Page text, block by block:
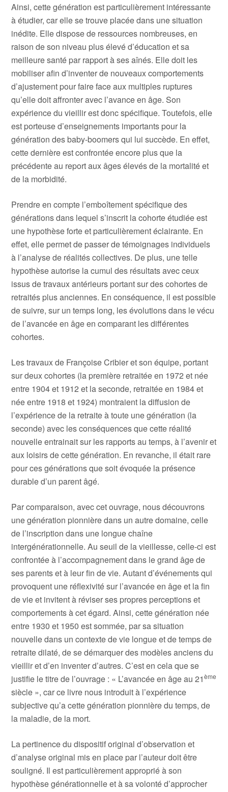
Ainsi, cette génération est particulièrement intéressante
à étudier, car elle se trouve placée dans une situation
inédite. Elle dispose de ressources nombreuses, en
raison de son niveau plus élevé d’éducation et sa
meilleure santé par rapport à ses aînés. Elle doit les
mobiliser afin d’inventer de nouveaux comportements
d’ajustement pour faire face aux multiples ruptures
qu’elle doit affronter avec l’avance en âge. Son
expérience du vieillir est donc spécifique. Toutefois, elle
est porteuse d’enseignements importants pour la
génération des baby-boomers qui lui succède. En effet,
cette dernière est confrontée encore plus que la
précédente au report aux âges élevés de la mortalité et
de la morbidité.
Prendre en compte l’emboîtement spécifique des
générations dans lequel s’inscrit la cohorte étudiée est
une hypothèse forte et particulièrement éclairante. En
effet, elle permet de passer de témoignages individuels
à l’analyse de réalités collectives. De plus, une telle
hypothèse autorise la cumul des résultats avec ceux
issus de travaux antérieurs portant sur des cohortes de
retraités plus anciennes. En conséquence, il est possible
de suivre, sur un temps long, les évolutions dans le vécu
de l’avancée en âge en comparant les différentes
cohortes.
Les travaux de Françoise Cribier et son équipe, portant
sur deux cohortes (la première retraitée en 1972 et née
entre 1904 et 1912 et la seconde, retraitée en 1984 et
née entre 1918 et 1924) montraient la diffusion de
l’expérience de la retraite à toute une génération (la
seconde) avec les conséquences que cette réalité
nouvelle entrainait sur les rapports au temps, à l’avenir et
aux loisirs de cette génération. En revanche, il était rare
pour ces générations que soit évoquée la présence
durable d’un parent âgé.
Par comparaison, avec cet ouvrage, nous découvrons
une génération pionnière dans un autre domaine, celle
de l’inscription dans une longue chaîne
intergénérationnelle. Au seuil de la vieillesse, celle-ci est
confrontée à l’accompagnement dans le grand âge de
ses parents et à leur fin de vie. Autant d’événements qui
provoquent une réflexivité sur l’avancée en âge et la fin
de vie et invitent à réviser ses propres perceptions et
comportements à cet égard. Ainsi, cette génération née
entre 1930 et 1950 est sommée, par sa situation
nouvelle dans un contexte de vie longue et de temps de
retraite dilaté, de se démarquer des modèles anciens du
vieillir et d’en inventer d’autres. C’est en cela que se
justifie le titre de l’ouvrage : « L’avancée en âge au 21ème
siècle », car ce livre nous introduit à l’expérience
subjective qu’a cette génération pionnière du temps, de
la maladie, de la mort.
La pertinence du dispositif original d’observation et
d’analyse original mis en place par l’auteur doit être
souligné. Il est particulièrement approprié à son
hypothèse générationnelle et à sa volonté d’approcher